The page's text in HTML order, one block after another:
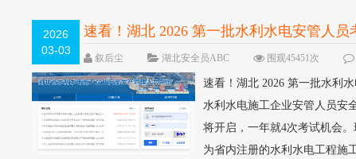
2026
03-03
速看！湖北 2026 第一批水利水电安管人员
叙后尘 湖北安全员ABC 围观45451次
速看！湖北 2026 第一批水利
水利水电施工企业安管人员安
将开启，一年就4次考试机会
为省内注册的水利水电工程施